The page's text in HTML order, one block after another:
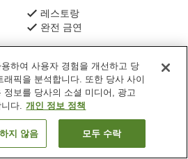
레스토랑
완전 금연
브레바드 카운티
객실 보기
하여 사용자 경험을 개선하고 당
픽을 분석합니다. 또한 당사 사이
정보를 당사의 소셜 미디어, 광고
다. 개인 정보 정책
지 않음 모두 수락